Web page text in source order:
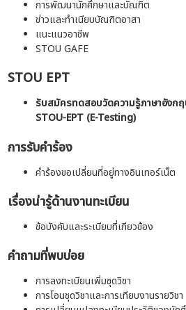
การพัฒนานักศึกษาและบัณฑิต
ข่าวและทำเนียบบัณฑิตอาสา
แนะแนวอาชีพ
STOU GAFE
STOU EPT
รับสมัครทดสอบวัดความรู้ภาษาอังก
STOU-EPT (E-Testing)
การรับคำร้อง
คำร้องขอเปลี่ยนที่อยู่ทางอินเทอร์เน็ต
เรื่องน่ารู้ด้านงานทะเบียน
ข้อบังคับและระเบียบที่เกียวข้อง
คำถามที่พบบ่อย
การลงทะเบียนเพิ่มชุดวิชา
การโอนชุดวิชาและการเทียบงานรายวิชา